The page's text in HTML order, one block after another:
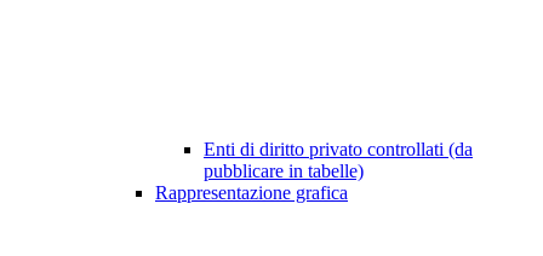
Enti di diritto privato controllati (da
pubblicare in tabelle)
Rappresentazione grafica